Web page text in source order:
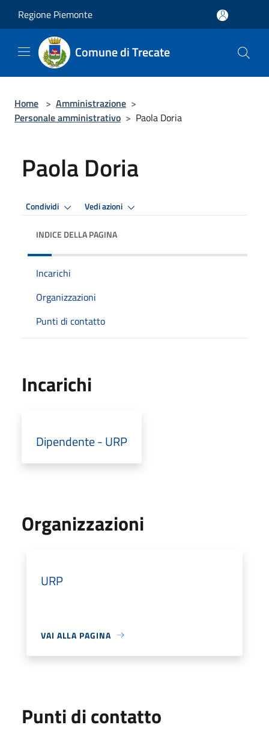
Regione Piemonte
Comune di Trecate
Home > Amministrazione >
Personale amministrativo > Paola Doria
Paola Doria
Condividi Vedi azioni
INDICE DELLA PAGINA
Incarichi
Organizzazioni
Punti di contatto
Incarichi
Dipendente - URP
Organizzazioni
URP
VAI ALLA PAGINA
Punti di contatto